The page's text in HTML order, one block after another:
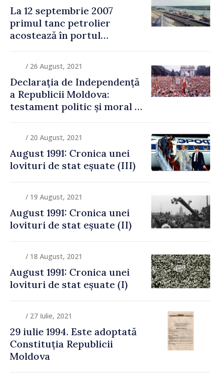
La 12 septembrie 2007
primul tanc petrolier
acostează în portul
/ 26 August, 2021
Declarația de Independență
a Republicii Moldova:
testament politic și moral al
/ 20 August, 2021
August 1991: Cronica unei
lovituri de stat eșuate (III)
/ 19 August, 2021
August 1991: Cronica unei
lovituri de stat eșuate (II)
/ 18 August, 2021
August 1991: Cronica unei
lovituri de stat eșuate (I)
/ 27 Iulie, 2021
29 iulie 1994. Este adoptată
Constituția Republicii
Moldova